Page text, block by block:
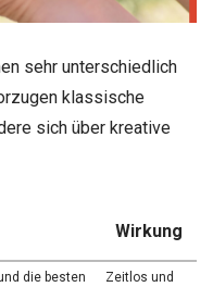
sehr unterschiedlich
klassische
sich über kreative
Wirkung
die besten
Zeitlos und